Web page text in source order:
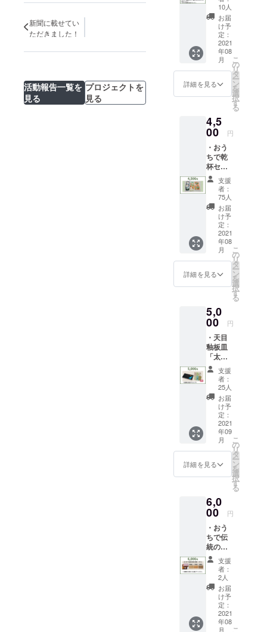
新聞に載せてい
ただきました！
活動報告一覧を
見る
プロジェクトを
見る
神社へ
献上品
と一緒
に奉納
(葉月
書・希
望者の
み） ・
聚楽第
レー、
柄を(シ
ルバー
かピン
ク)お選
びくだ
さい。
・唐紙
文庫
ハガキ
(京から
かみ丸
二) (絵
柄は当
店のセ
レクト
となり
ます。)
・梅×甘
酒「白
い銀明
水」
(佐々木
酒造協
賛) ・感
謝、お
礼メー
お名前
を豊国
神社へ
献上品
と一緒
に奉納
(葉月
書・希
望者の
み） ・
聚楽第
まちめ
ぐり
マップ
10人
お届
け予
定：
2021
年08
月
詳細を見る
こ
の
リ
タ
ー
ン
を
選
択
す
る
4,5
00 円
・おう
ちで乾
杯セッ
ト(京か
まぼこ
大榮) ・
感謝、
お礼
メール
・ご支
援者皆
様のお
名前を
豊国神
社へ献
上品と
奉納 (葉
月書・
希望者
のみ）
・聚楽
第まち
めぐり
マップ
支援
者：
75人
お届
け予
定：
2021
年08
月
詳細を見る
こ
の
リ
タ
ー
ン
を
選
択
す
る
5,0
00 円
・天目
釉板皿
「太閤
献上」
(寺池工
房) ・唐
紙文
庫 ハ
ガキ２
種類(京
からか
み丸二)
(絵柄は
当店の
セレク
ト) ・感
礼メー
ル ・ご
支援者
皆様の
お名前
を豊国
神社へ
献上品
と一緒
に奉納
(葉月
書・希
望者の
み） ・
支援
者：
25人
お届
け予
定：
2021
年09
月
詳細を見る
こ
の
リ
タ
ー
ン
を
選
択
す
る
6,0
00 円
・おう
ちで伝
統の技
を体
験 キ
ラレ (京
からか
み丸二)
(花輪違
い・青
海波・
支援
者：
2人
お届
け予
定：
2021
年08
月